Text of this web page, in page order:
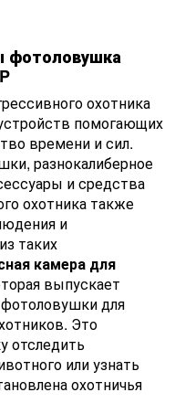
фотоловушка
охотника
помогающих
времени и сил.
разнокалиберное
и средства
охотника также
и
таких
камера для
выпускает
для
Это
отследить
или узнать
охотничья